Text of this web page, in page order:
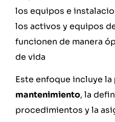
los equipos e
los activos y equipos
funcionen de manera
de vida
Este enfoque incluye la
mantenimiento, la
procedimientos y la